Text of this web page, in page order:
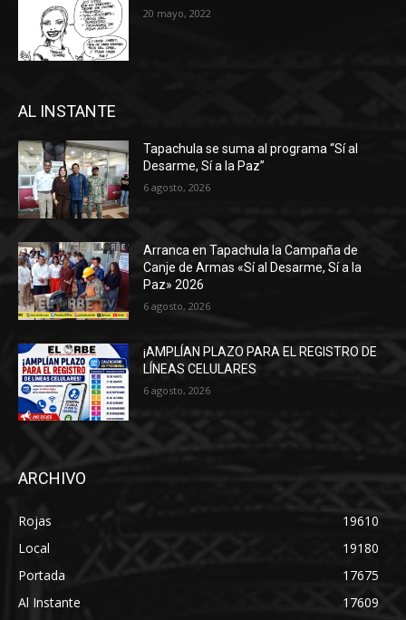
20 mayo, 2022
AL INSTANTE
Tapachula se suma al programa “Sí al
Desarme, Sí a la Paz”
6 agosto, 2026
Arranca en Tapachula la Campaña de
Canje de Armas «Sí al Desarme, Sí a la
Paz» 2026
6 agosto, 2026
¡AMPLÍAN PLAZO PARA EL REGISTRO DE
LÍNEAS CELULARES
6 agosto, 2026
ARCHIVO
Rojas
19610
Local
19180
Portada
17675
Al Instante
17609